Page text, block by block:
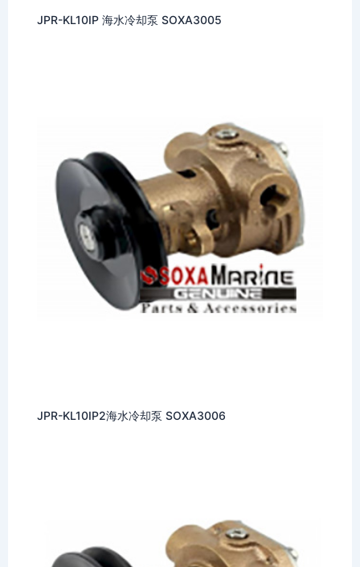
JPR-KL10IP 海水冷却泵 SOXA3005
JPR-KL10IP2海水冷却泵 SOXA3006